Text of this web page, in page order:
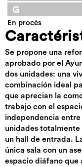
G
En procès
Se propone una
aprobado por el
dos unidades: una
combinación ideal
que aprecian la
trabajo con el
independencia
unidades
un hall de entrada.
única sala con un
espacio diáfano que